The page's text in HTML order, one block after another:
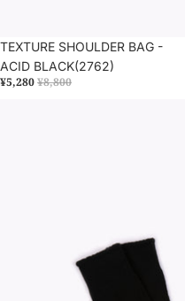
セール
TEXTURE SHOULDER BAG -
ACID BLACK(2762)
¥5,280¥8,800